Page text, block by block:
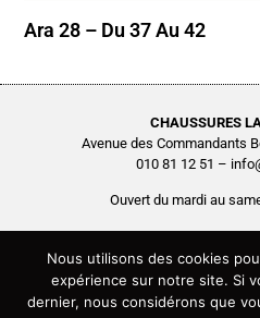
Ara 28 – Du 37 Au 42
CHAUSSURES
Avenue des Commandants
010 81 12 51 –
Ouvert du mardi au
Chaussures
Copyright © 2026 Chaussures La
Site réalisé par
Nous utilisons des cookies
expérience sur notre site. Si
dernier, nous considérons que